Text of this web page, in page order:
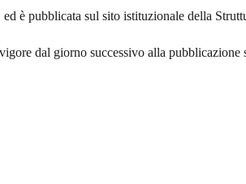
è pubblicata sul sito istituzionale della
dal giorno successivo alla pubblicazione